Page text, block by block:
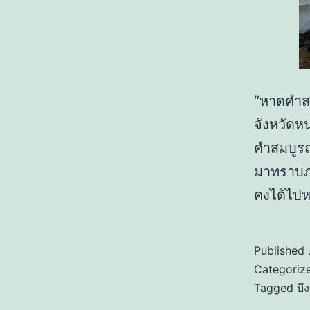
“หาดคำ
จังหวัดห
คำสมบูร
มาทราบ
คงได้ไป
Published
Tagged บึ